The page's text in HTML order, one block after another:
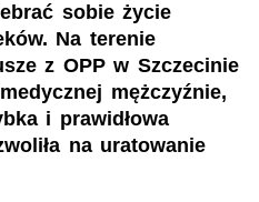
sobie życie
Na terenie
z OPP w Szczecinie
mężczyźnie,
i prawidłowa
na uratowanie